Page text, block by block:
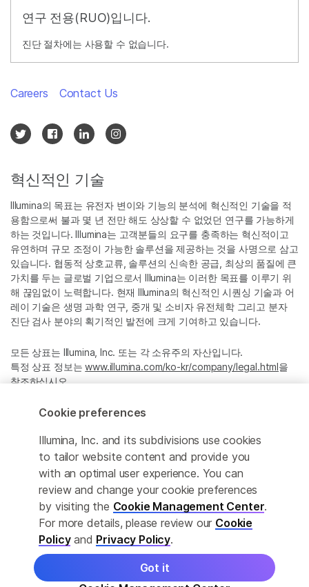
연구 전용(RUO)입니다.
진단 절차에는 사용할 수 없습니다.
정확한 번역을 제공하고자 합당한 노력을 기울였으나, 자동 번역은
완벽하지 않으며, 그 목적 또한 원문을 대체하기 위함이 아닙니다. 공
식 콘텐츠는 영문 버전의 원문 콘텐츠임을 참고 부탁드립니다.
혁신적인 기술
Illumina의 목표는 유전자 변이와 기능의 분석에 혁신적인 기술을 적
용함으로써 불과 몇 년 전만 해도 상상할 수 없었던 연구를 가능하게
하는 것입니다. Illumina는 고객분들의 요구를 충족하는 혁신적이고
유연하며 규모 조정이 가능한 솔루션을 제공하는 것을 사명으로 삼고
있습니다. 협동적 상호교류, 솔루션의 신속한 공급, 최상의 품질에 큰
가치를 두는 글로벌 기업으로서 Illumina는 이러한 목표를 이루기 위
해 끊임없이 노력합니다. 현재 Illumina의 혁신적인 시퀀싱 기술과 어
레이 기술은 생명 과학 연구, 중개 및 소비자 유전체학 그리고 분자
진단 검사 분야의 획기적인 발전에 크게 기여하고 있습니다.
모든 상표는 Illumina, Inc. 또는 각 소유주의 자산입니다.
특정 상표 정보는www.illumina.com/ko-kr/company/legal.html을
참조하십시오.
Privacy Policy
Careers Contact Us
© 2026 Illumina, Inc. All rights reserved.
Cookie preferences
Illumina, Inc. and its subdivisions use cookies
to tailor website content and provide you
with an optimal user experience. You can
review and change your cookie preferences
by visiting the Cookie Management Center.
For more details, please review our Cookie
Policyand Privacy Policy.
Got it